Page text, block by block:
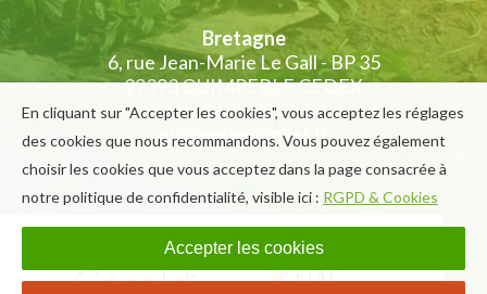
Bretagne
6, rue Jean-Marie Le Gall - BP 35
29393 QUIMPERLE CEDEX
Tél : 02.98.39.33.24
quimperle@unilet.fr
En cliquant sur "Accepter les cookies", vous acceptez les réglages
des cookies que nous recommandons. Vous pouvez également
choisir les cookies que vous acceptez dans la page consacrée à
notre politique de confidentialité, visible ici : RGPD & Cookies
Accepter les cookies